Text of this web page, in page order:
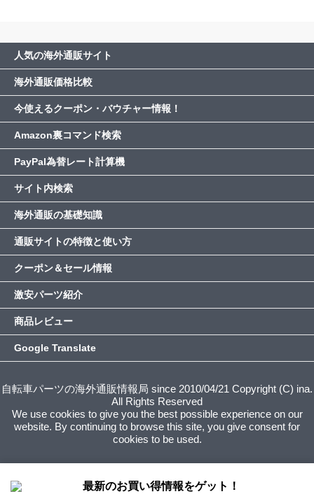
人気の海外通販サイト
海外通販価格比較
今使えるクーポン・バウチャー情報！
Amazon裏コマンド検索
PayPal為替レート計算機
サイト内検索
海外通販の基礎知識
通販サイトの特徴と使い方
クーポン＆セール情報
激安パーツ紹介
商品レビュー
Google Translate
自転車パーツの海外通販情報局 since 2010/04/21 Copyright (C) ina.
All Rights Reserved
We use cookies to give you the best possible experience on our
website. By continuing to browse this site, you give consent for
cookies to be used.
最新のお買い得情報をゲット！